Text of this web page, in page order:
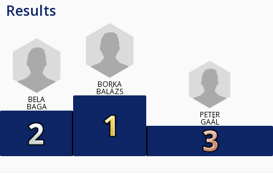
Results
BÉLA
BAGA
BORKA
BALÁZS
PÉTER
GAÁL